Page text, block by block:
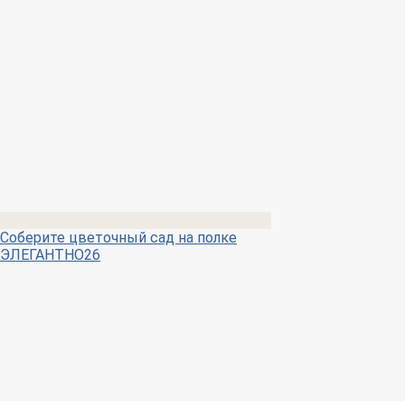
Соберите цветочный сад на полке
ЭЛЕГАНТНО26